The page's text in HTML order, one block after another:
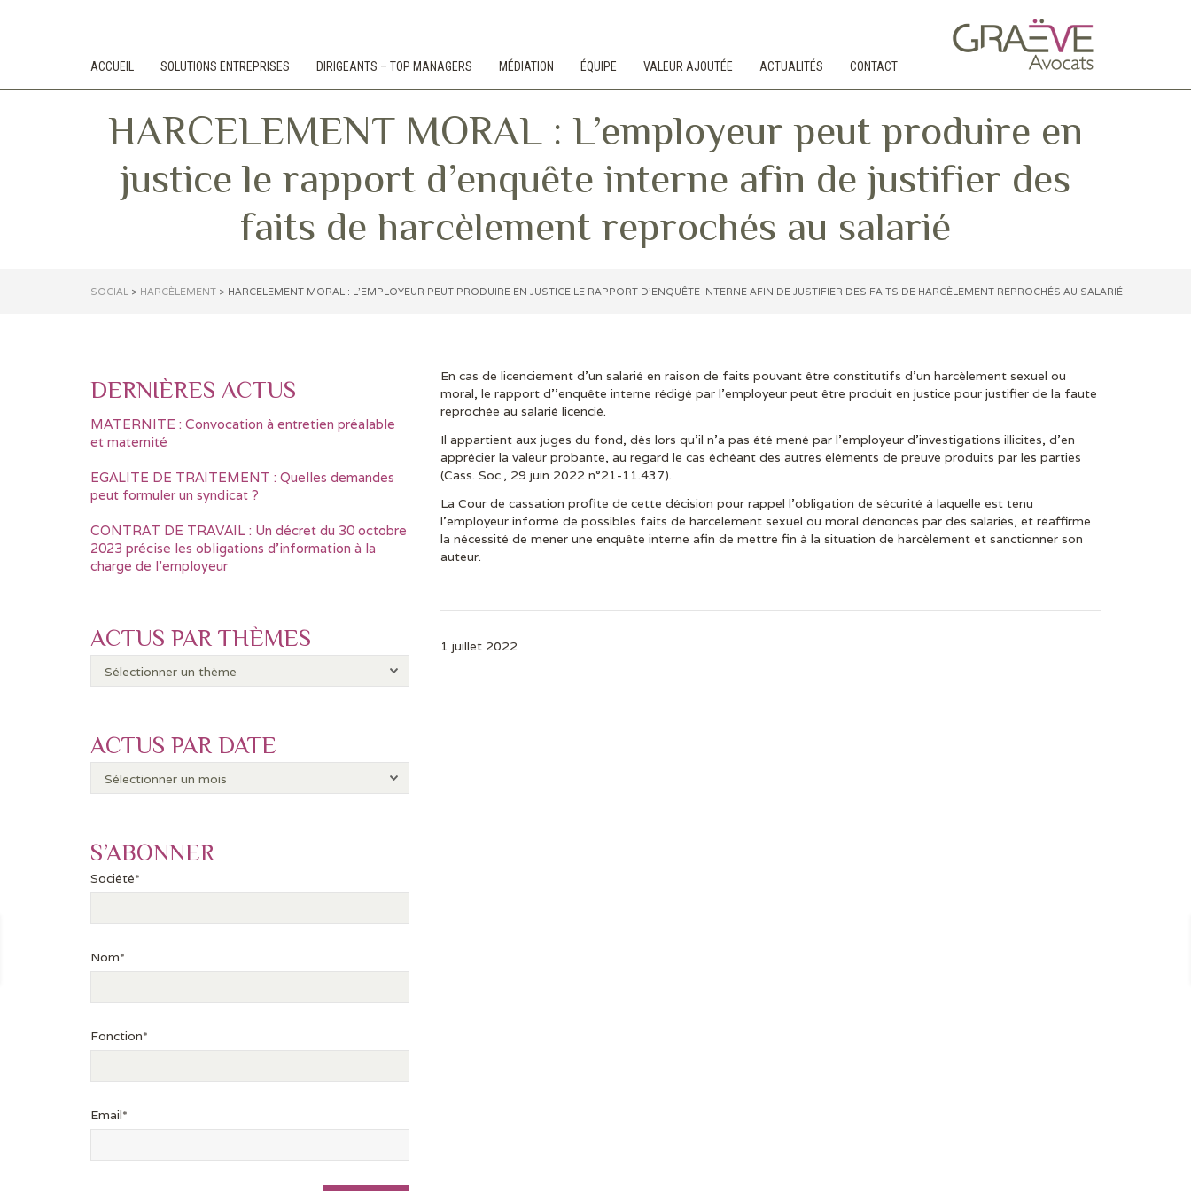
ACCUEIL SOLUTIONS ENTREPRISES DIRIGEANTS – TOP MANAGERS MÉDIATION ÉQUIPE VALEUR AJOUTÉE ACTUALITÉS CONTACT
HARCELEMENT MORAL : L’employeur peut produire en
justice le rapport d’enquête interne afin de justifier des
faits de harcèlement reprochés au salarié
SOCIAL > HARCÈLEMENT > HARCELEMENT MORAL : L’EMPLOYEUR PEUT PRODUIRE EN JUSTICE LE RAPPORT D’ENQUÊTE INTERNE AFIN DE JUSTIFIER DES FAITS DE HARCÈLEMENT REPROCHÉS AU SALARIÉ
En cas de licenciement d’un salarié en raison de faits pouvant être constitutifs d’un harcèlement sexuel ou
moral, le rapport d’’enquête interne rédigé par l’employeur peut être produit en justice pour justifier de la faute
reprochée au salarié licencié.
Il appartient aux juges du fond, dès lors qu’il n’a pas été mené par l’employeur d’investigations illicites, d’en
apprécier la valeur probante, au regard le cas échéant des autres éléments de preuve produits par les parties
(Cass. Soc., 29 juin 2022 n°21-11.437).
La Cour de cassation profite de cette décision pour rappel l’obligation de sécurité à laquelle est tenu
l’employeur informé de possibles faits de harcèlement sexuel ou moral dénoncés par des salariés, et réaffirme
la nécessité de mener une enquête interne afin de mettre fin à la situation de harcèlement et sanctionner son
auteur.
1 juillet 2022
DERNIÈRES ACTUS
MATERNITE : Convocation à entretien préalable
et maternité
EGALITE DE TRAITEMENT : Quelles demandes
peut formuler un syndicat ?
CONTRAT DE TRAVAIL : Un décret du 30 octobre
2023 précise les obligations d’information à la
charge de l’employeur
ACTUS PAR THÈMES
ACTUS PAR DATE
S’ABONNER
Société*
Nom*
Fonction*
Email*